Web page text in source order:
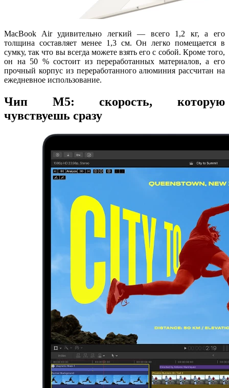
MacBook Air удивительно легкий — всего 1,2 кг, а его
толщина составляет менее 1,3 см. Он легко помещается в
сумку, так что вы всегда можете взять его с собой. Кроме того,
он на 50 % состоит из переработанных материалов, а его
прочный корпус из переработанного алюминия рассчитан на
ежедневное использование.
Чип M5: скорость, которую
чувствуешь сразу